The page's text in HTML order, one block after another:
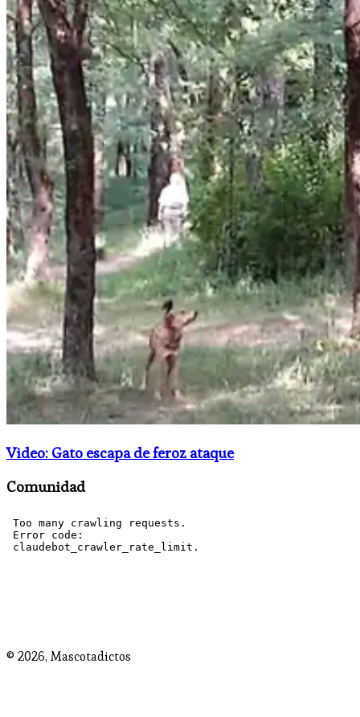
Video: Gato escapa de feroz ataque
Comunidad
© 2026, Mascotadictos